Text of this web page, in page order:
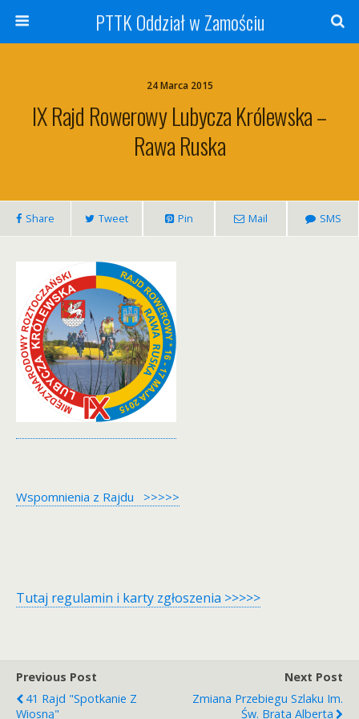
PTTK Oddział w Zamościu
24 Marca 2015
IX Rajd Rowerowy Lubycza Królewska –
Rawa Ruska
Share Tweet Pin Mail SMS
Wspomnienia z Rajdu >>>>>
Tutaj regulamin i karty zgłoszenia >>>>>
Previous Post
41 Rajd "Spotkanie Z
Wiosną"
Next Post
Zmiana Przebiegu Szlaku Im.
Św. Brata Alberta